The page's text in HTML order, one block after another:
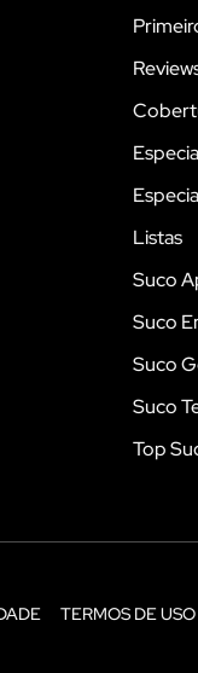
Listas
Suco
Suco
Suco
Suco
Top
TERMOS DE USO